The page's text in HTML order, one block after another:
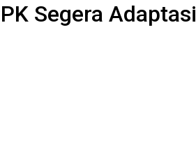
Segera Adaptasi